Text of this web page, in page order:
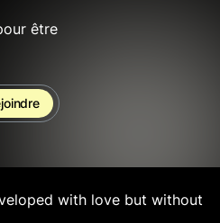
être
with love but without